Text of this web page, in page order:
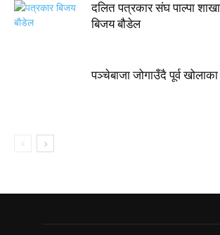
दलित पत्रकार संघ पाल्पा
बिजय बौडेल
पञ्चेबाजा जोगाउँदै पूर्व